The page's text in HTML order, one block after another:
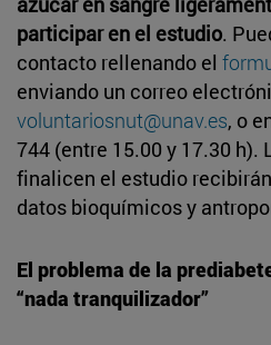
participar en el estudio.
contacto rellenando el
enviando un correo
voluntariosnut@unav.es, o
744 (entre 15.00 y 17.30 h).
finalicen el estudio
datos bioquímicos y
El problema de la
“nada tranquilizador”